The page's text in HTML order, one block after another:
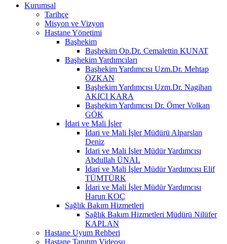
Kurumsal
Tarihçe
Misyon ve Vizyon
Hastane Yönetimi
Başhekim
Başhekim Op.Dr. Cemalettin KUNAT
Başhekim Yardımcıları
Başhekim Yardımcısı Uzm.Dr. Mehtap
ÖZKAN
Başhekim Yardımcısı Uzm.Dr. Nagihan
AKICI KARA
Başhekim Yardımcısı Dr. Ömer Volkan
GÖK
İdari ve Mali İşler
İdari ve Mali İşler Müdürü Alparslan
Deniz
İdari ve Mali İşler Müdür Yardımcısı
Abdullah ÜNAL
İdari ve Mali İşler Müdür Yardımcısı Elif
TÜMTÜRK
İdari ve Mali İşler Müdür Yardımcısı
Harun KOÇ
Sağlık Bakım Hizmetleri
Sağlık Bakım Hizmetleri Müdürü Nilüfer
KAPLAN
Hastane Uyum Rehberi
Hastane Tanıtım Videosu